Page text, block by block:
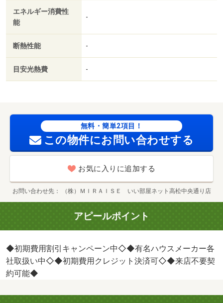
証委託料：賃料総額の２．２％又は５．５％ ※ペット可
は２．５万／２．５％）・管理形態／管理員の勤務形態：
セット費 3300円
エネルギー消費性
能
-
断熱性能 -
目安光熱費 -
無料・簡単2項目！
この物件にお問い合わせする
お気に入りに追加する
お問い合わせ先 （株）ＭＩＲＡＩＳＥ いい部屋ネット高松中央通り店
アピールポイント
◆初期費用割引キャンペーン中◇◆有名ハウスメーカー各
社取扱い中◇◆初期費用クレジット決済可◇◆来店不要契
約可能◆